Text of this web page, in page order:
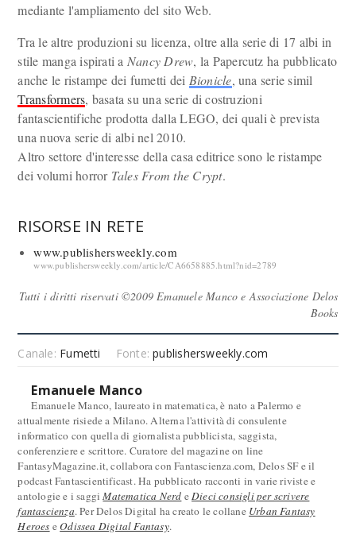
mediante l'ampliamento del sito Web.
Tra le altre produzioni su licenza, oltre alla serie di 17 albi in
stile manga ispirati a Nancy Drew, la Papercutz ha pubblicato
anche le ristampe dei fumetti dei Bionicle, una serie simil
Transformers, basata su una serie di costruzioni
fantascientifiche prodotta dalla LEGO, dei quali è prevista
una nuova serie di albi nel 2010.
Altro settore d'interesse della casa editrice sono le ristampe
dei volumi horror Tales From the Crypt.
RISORSE IN RETE
www.publishersweekly.com
www.publishersweekly.com/article/CA6658885.html?nid=2789
Tutti i diritti riservati ©2009 Emanuele Manco e Associazione Delos
Books
Canale: Fumetti Fonte:publishersweekly.com
Emanuele Manco
Emanuele Manco, laureato in matematica, è nato a Palermo e
attualmente risiede a Milano. Alterna l'attività di consulente
informatico con quella di giornalista pubblicista, saggista,
conferenziere e scrittore. Curatore del magazine on line
FantasyMagazine.it, collabora con Fantascienza.com, Delos SF e il
podcast Fantascientificast. Ha pubblicato racconti in varie riviste e
antologie e i saggi Matematica Nerd e Dieci consigli per scrivere
fantascienza. Per Delos Digital ha creato le collane Urban Fantasy
Heroes eOdissea Digital Fantasy.